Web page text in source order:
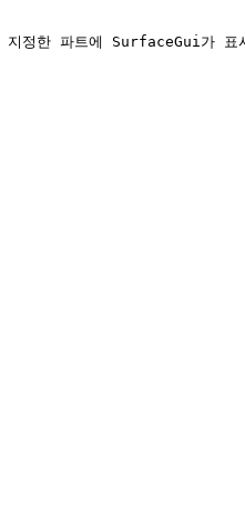
정한 파트에 SurfaceGui가 표